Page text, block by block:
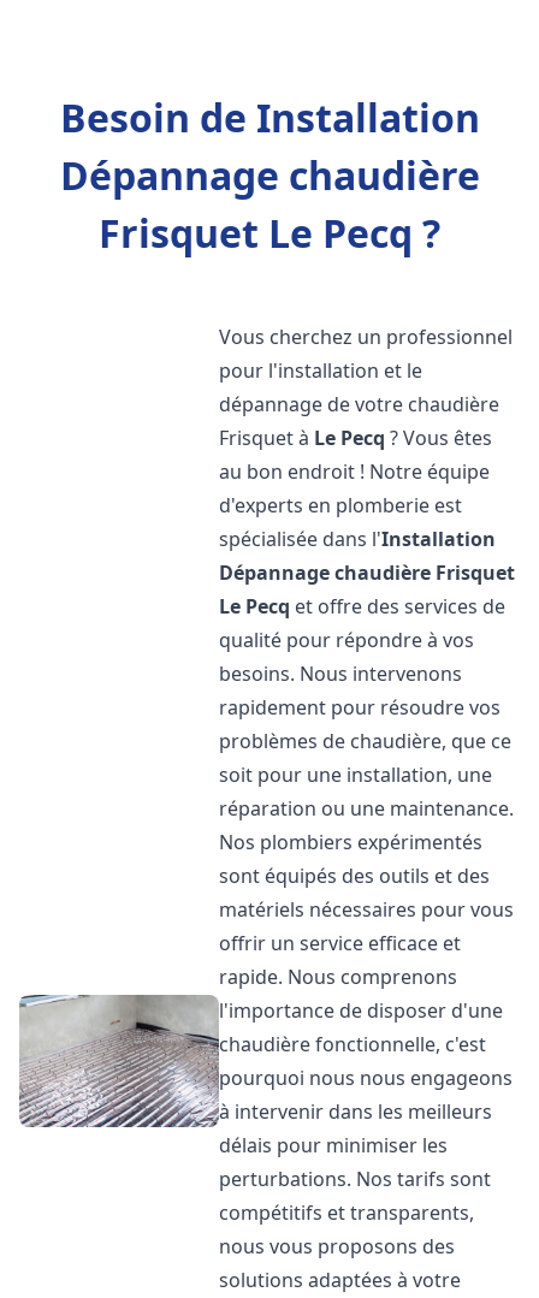
Besoin de Installation
Dépannage chaudière
Frisquet Le Pecq ?
Vous cherchez un professionnel
pour l'installation et le
dépannage de votre chaudière
Frisquet à Le Pecq ? Vous êtes
au bon endroit ! Notre équipe
d'experts en plomberie est
spécialisée dans l'Installation
Dépannage chaudière Frisquet
Le Pecq et offre des services de
qualité pour répondre à vos
besoins. Nous intervenons
rapidement pour résoudre vos
problèmes de chaudière, que ce
soit pour une installation, une
réparation ou une maintenance.
Nos plombiers expérimentés
sont équipés des outils et des
matériels nécessaires pour vous
offrir un service efficace et
rapide. Nous comprenons
l'importance de disposer d'une
chaudière fonctionnelle, c'est
pourquoi nous nous engageons
à intervenir dans les meilleurs
délais pour minimiser les
perturbations. Nos tarifs sont
compétitifs et transparents,
nous vous proposons des
solutions adaptées à votre